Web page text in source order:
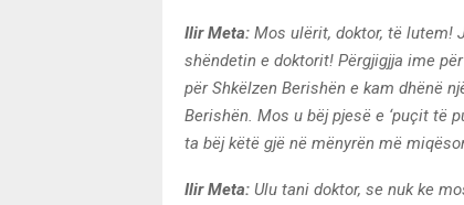
Ilir Meta: Mos ulërit, doktor, të lutem!
shëndetin e doktorit! Përgjigjja ime
për Shkëlzen Berishën e kam dhënë
Berishën. Mos u bëj pjesë e ‘puçit të
ta bëj këtë gjë në mënyrën më
Ilir Meta: Ulu tani doktor, se nuk ke